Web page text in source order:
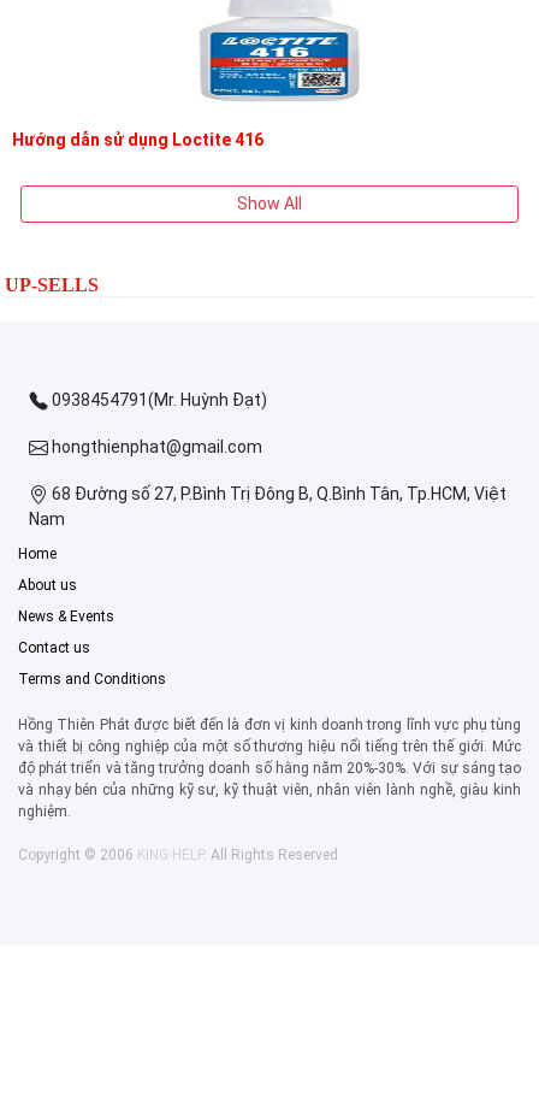
Hướng dẫn sử dụng Loctite 416
Show All
UP-SELLS
0938454791(Mr. Huỳnh Đạt)
hongthienphat@gmail.com
68 Đường số 27, P.Bình Trị Đông B, Q.Bình Tân, Tp.HCM, Việt
Nam
Home
About us
News & Events
Contact us
Terms and Conditions
Hồng Thiên Phát được biết đến là đơn vị kinh doanh trong lĩnh vực phụ tùng
và thiết bị công nghiệp của một số thương hiệu nổi tiếng trên thế giới. Mức
độ phát triển và tăng trưởng doanh số hằng năm 20%-30%. Với sự sáng tạo
và nhạy bén của những kỹ sư, kỹ thuật viên, nhân viên lành nghề, giàu kinh
nghiệm.
Copyright © 2006 KING HELP. All Rights Reserved